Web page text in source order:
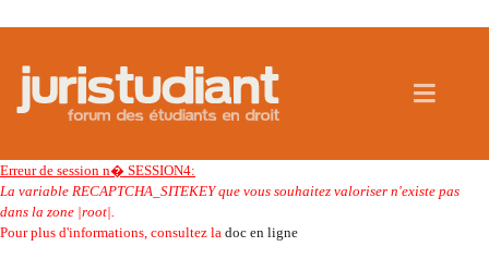
Erreur de session n� SESSION4:
La variable RECAPTCHA_SITEKEY que vous souhaitez valoriser n'existe pas
dans la zone |root|.
Pour plus d'informations, consultez la doc en ligne